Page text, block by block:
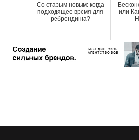
Со старым новым: когда
подходящее время для
ребрендинга?
или